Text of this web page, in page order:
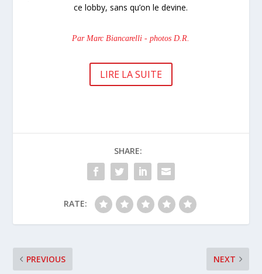
ce lobby, sans qu’on le devine.
Par Marc Biancarelli - photos D.R.
LIRE LA SUITE
SHARE:
RATE:
PREVIOUS NEXT